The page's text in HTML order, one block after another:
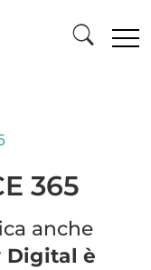
365
anche
Digital è